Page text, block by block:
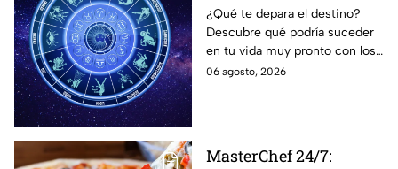
agosto; estos signos
podrían dejar de estar
solteros más pronto de
lo que imaginan y
¿Qué te depara el destino?
Descubre qué podría suceder
en tu vida muy pronto con los
horóscopos de Nana Calistar;
06 agosto, 2026
MasterChef 24/7: